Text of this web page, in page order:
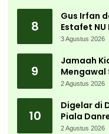
8
Gus Irfan
Estafet
3 Agustus 2026
9
Jamaah
Muktamar
2 Agustus 2026
10
Digelar di
Piala
Jombang
2 Agustus 2026